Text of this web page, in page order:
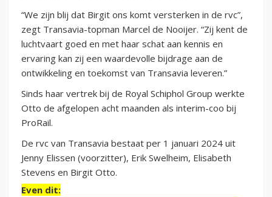
“We zijn blij dat Birgit ons komt versterken in de rvc”,
zegt Transavia-topman Marcel de Nooijer. “Zij kent de
luchtvaart goed en met haar schat aan kennis en
ervaring kan zij een waardevolle bijdrage aan de
ontwikkeling en toekomst van Transavia leveren.”
Sinds haar vertrek bij de Royal Schiphol Group werkte
Otto de afgelopen acht maanden als interim-coo bij
ProRail.
De rvc van Transavia bestaat per 1 januari 2024 uit
Jenny Elissen (voorzitter), Erik Swelheim, Elisabeth
Stevens en Birgit Otto.
Even dit: